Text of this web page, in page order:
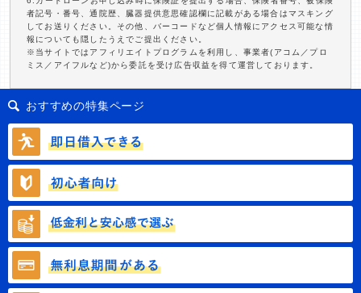
者記号・番号、通院歴、臓器提供意思確認欄に記載がある場合はマスキング
してお送りください。その他、バーコードなど個人情報にアクセス可能な情
報についても隠したうえでご提出ください。
※当サイトではアフィリエイトプログラムを利用し、事業者(アコム／プロ
ミス／アイフルなど)から委託を受け広告収益を得て運営しております。
おすすめの特集ページ